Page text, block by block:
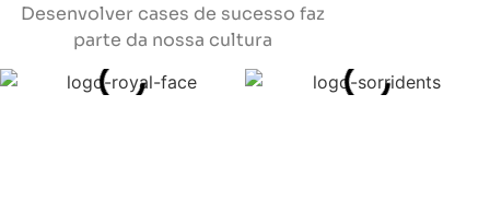
Desenvolver cases de sucesso faz
parte da nossa cultura